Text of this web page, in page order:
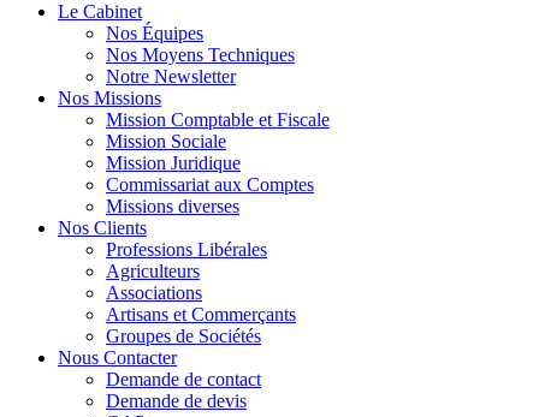
Le Cabinet
Nos Équipes
Nos Moyens Techniques
Notre Newsletter
Nos Missions
Mission Comptable et Fiscale
Mission Sociale
Mission Juridique
Commissariat aux Comptes
Missions diverses
Nos Clients
Professions Libérales
Agriculteurs
Associations
Artisans et Commerçants
Groupes de Sociétés
Nous Contacter
Demande de contact
Demande de devis